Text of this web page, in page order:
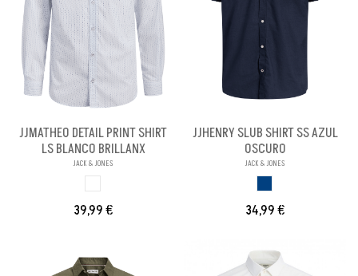
JJMATHEO DETAIL PRINT SHIRT
LS BLANCO BRILLANX
JACK & JONES
39,99 €
JJHENRY SLUB SHIRT SS AZUL
OSCURO
JACK & JONES
34,99 €